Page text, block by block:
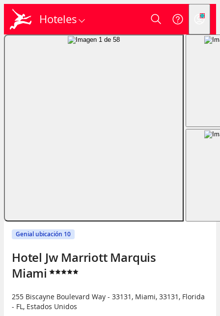
Hoteles
Genial ubicación 10
Hotel Jw Marriott Marquis
Miami
255 Biscayne Boulevard Way - 33131 , Miami, 33131 , Florida
- FL , Estados Unidos